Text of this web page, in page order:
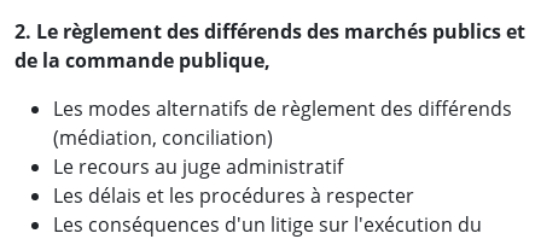
2. Le règlement des différends des marchés publics et
de la commande publique,
Les modes alternatifs de règlement des différends
(médiation, conciliation)
Le recours au juge administratif
Les délais et les procédures à respecter
Les conséquences d'un litige sur l'exécution du